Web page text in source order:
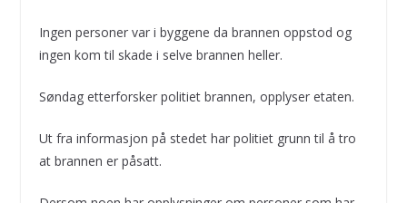
Ingen personer var i byggene da brannen oppstod og
ingen kom til skade i selve brannen heller.
Søndag etterforsker politiet brannen, opplyser etaten.
Ut fra informasjon på stedet har politiet grunn til å tro
at brannen er påsatt.